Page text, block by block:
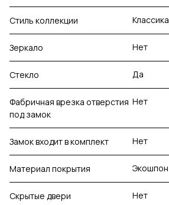
Стиль коллекции Классика
Зеркало Нет
Стекло Да
Фабричная врезка отверстия
под замок
Нет
Замок входит в комплект Нет
Материал покрытия Экошпон
Скрытые двери Нет